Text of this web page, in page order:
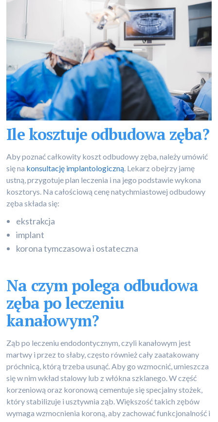
Ile kosztuje odbudowa zęba?
Aby poznać całkowity koszt odbudowy zęba, należy umówić
się na konsultację implantologiczną. Lekarz obejrzy jamę
ustną, przygotuje plan leczenia i na jego podstawie wykona
kosztorys. Na całościową cenę natychmiastowej odbudowy
zęba składa się:
ekstrakcja
implant
korona tymczasowa i ostateczna
Na czym polega odbudowa
zęba po leczeniu
kanałowym?
Ząb po leczeniu endodontycznym, czyli kanałowym jest
martwy i przez to słaby, często również cały zaatakowany
próchnicą, którą trzeba usunąć. Aby go wzmocnić, umieszcza
się w nim wkład stalowy lub z włókna szklanego. W część
korzeniową oraz koronową cementuje się specjalny stożek,
który stabilizuje i usztywnia ząb. Większość takich zębów
wymaga wzmocnienia koroną, aby zachować funkcjonalność i